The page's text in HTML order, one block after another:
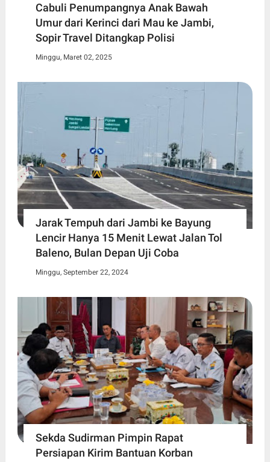
Cabuli Penumpangnya Anak Bawah
Umur dari Kerinci dari Mau ke Jambi,
Sopir Travel Ditangkap Polisi
Minggu, Maret 02, 2025
Jarak Tempuh dari Jambi ke Bayung
Lencir Hanya 15 Menit Lewat Jalan Tol
Baleno, Bulan Depan Uji Coba
Minggu, September 22, 2024
Sekda Sudirman Pimpin Rapat
Persiapan Kirim Bantuan Korban